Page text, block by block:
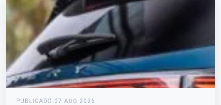
PUBLICADO 07 AUG 2026